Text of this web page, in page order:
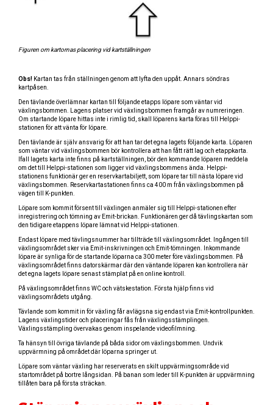
Figuren om kartornas placering vid kartställningen
Obs! Kartan tas från ställningen genom att lyfta den uppåt. Annars söndras
kartpåsen.
Den tävlande överlämnar kartan till följande etapps löpare som väntar vid
växlingsbommen. Lagens platser vid växlingsbommen framgår av numreringen.
Om startande löpare hittas inte i rimlig tid, skall löparens karta föras till Helppi-
stationen för att vänta för löpare.
Den tävlande är själv ansvarig för att han tar det egna lagets följande karta. Löparen
som väntar vid växlingsbommen bör kontrollera att han fått rätt lag och etappkarta.
Ifall lagets karta inte finns på kartställningen, bör den kommande löparen meddela
om det till Helppi-stationen som ligger vid växlingsbommens ända. Helppi-
stationens funktionär ger en reservkartabiljett, som löpare tar till nästa löpare vid
växlingsbommen. Reservkartastationen finns ca 400 m från växlingsbommen på
vägen till K-punkten.
Löpare som kommit försent till växlingen anmäler sig till Helppi-stationen efter
inregistrering och tömning av Emit-brickan. Funktionären ger då tävlingskartan som
den tidigare etappens löpare lämnat vid Helppi-stationen.
Endast löpare med tävlingsnummer har tillträde till växlingsområdet. Ingången till
växlingsområdet sker via Emit-inskrivningen och Emit-tömningen. Inkommande
löpare är synliga för de startande löparna ca 300 meter före växlingsbommen. På
växlingsområdet finns datorskärmar där den väntande löparen kan kontrollera när
det egna lagets löpare senast stämplat på en online kontroll.
På växlingsområdet finns WC och vätskestation. Första hjälp finns vid
växlingsområdets utgång.
Tävlande som kommit in för växling får avlägsna sig endast via Emit-kontrollpunkten.
Lagens växlingstider och placeringar fås från växlingsstämplingen.
Växlingsstämpling övervakas genom inspelande videofilmning.
Ta hänsyn till övriga tävlande på båda sidor om växlingsbommen. Undvik
uppvärmning på området där löparna springer ut.
Löpare som väntar växling har reserverats en skilt uppvärmingsområde vid
startområdet på bortre långsidan. På banan som leder till K-punkten är uppvärmning
tillåten bara på första sträckan.